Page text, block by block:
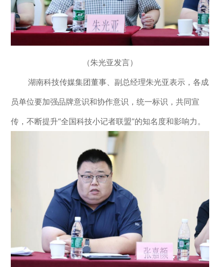
（朱光亚发言）
湖南科技传媒集团董事、副总经理朱光亚表示，各成
员单位要加强品牌意识和协作意识，统一标识，共同宣
传，不断提升“全国科技小记者联盟”的知名度和影响力。